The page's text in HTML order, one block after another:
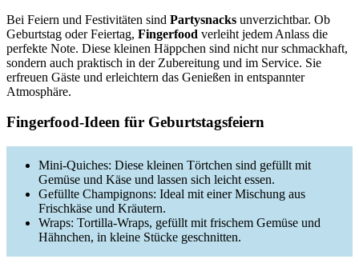
Bei Feiern und Festivitäten sind Partysnacks unverzichtbar. Ob
Geburtstag oder Feiertag, Fingerfood verleiht jedem Anlass die
perfekte Note. Diese kleinen Häppchen sind nicht nur schmackhaft,
sondern auch praktisch in der Zubereitung und im Service. Sie
erfreuen Gäste und erleichtern das Genießen in entspannter
Atmosphäre.
Fingerfood-Ideen für Geburtstagsfeiern
Mini-Quiches: Diese kleinen Törtchen sind gefüllt mit
Gemüse und Käse und lassen sich leicht essen.
Gefüllte Champignons: Ideal mit einer Mischung aus
Frischkäse und Kräutern.
Wraps: Tortilla-Wraps, gefüllt mit frischem Gemüse und
Hähnchen, in kleine Stücke geschnitten.